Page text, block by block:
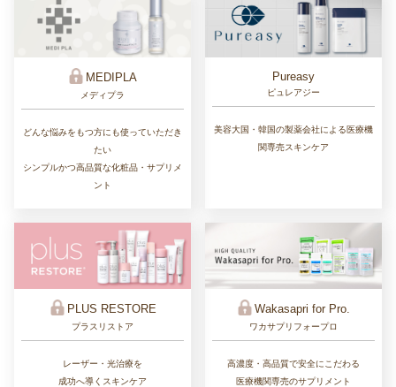
MEDIPLA
メディプラ
どんな悩みをもつ方にも使っていただき
たい
シンプルかつ高品質な化粧品・サプリメ
ント
Pureasy
ピュレアジー
美容大国・韓国の製薬会社による医療機
関専売スキンケア
PLUS RESTORE
プラスリストア
レーザー・光治療を
成功へ導くスキンケア
Wakasapri for Pro.
ワカサプリフォープロ
高濃度・高品質で安全にこだわる
医療機関専売のサプリメント